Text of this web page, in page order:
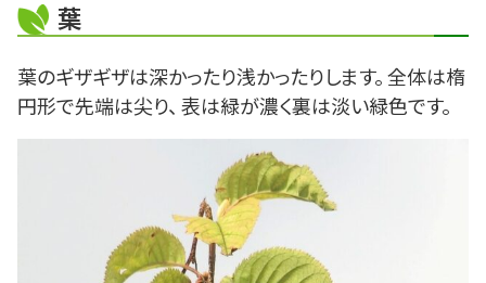
葉
葉のギザギザは深かったり浅かったりします。 全体は楕
円形で先端は尖り、 表は緑が濃く裏は淡い緑色です。